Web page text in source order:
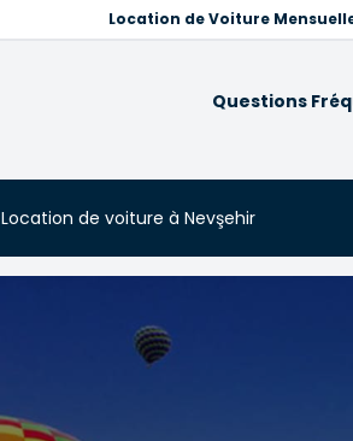
Location de Voiture
Questions
Location de voiture à Nevşehir